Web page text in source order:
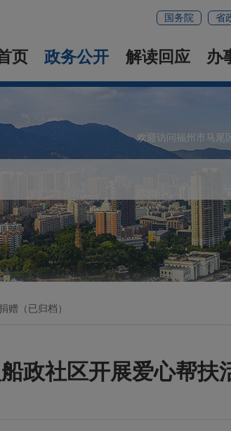
国务院 省
页 政务公开 解读回应 办
欢迎访问福州市马尾
赠（已归档）
政社区开展爱心帮扶